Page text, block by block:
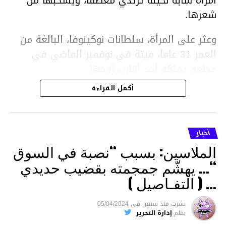
شعرها.
وعثر على المرأة، سلطانات نوكينوفا، البالغة من
العمر 31 عاما، ميتة في نوفمبر الماضي في
ووفقا لتقرير الطبيب الشرعي، توفيت نوكينوفا
متأثرة بصدمة في الدماغ، وكانت إحدى عظام
أنفها مكسورة وكانت هناك كدمات متعددة على
وجهها ورأسها وذراعيها ويديها.
ويواجه بيشيمباييف (43 عاما) اتهامات بالتعذيب
والقتل باستخدام العنف الشديد ويواجه عقوبة
السجن لمدة تصل إلى 20 عاما.
الأخبار
أكمل القراءة
أخبار
الملاسين: بسبب “نصبة في السوق
“… يهشّم جمجمته بقضيب حديدي
… ( التفـاصيل )
نشرت منذ سنتين فى 05/04/2024
بقلم إدارة التحرير